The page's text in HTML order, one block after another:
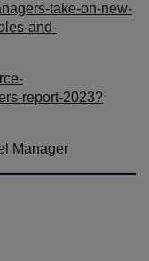
take-on-new-
and-
report-2023?
Manager